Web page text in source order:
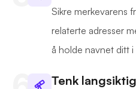
Sikre merkevarens
relaterte adresser
å holde navnet ditt i
Tenk langsiktig